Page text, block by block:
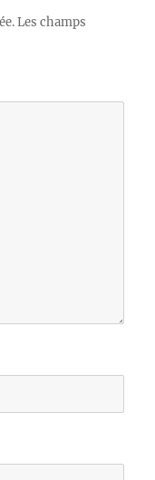
Les champs